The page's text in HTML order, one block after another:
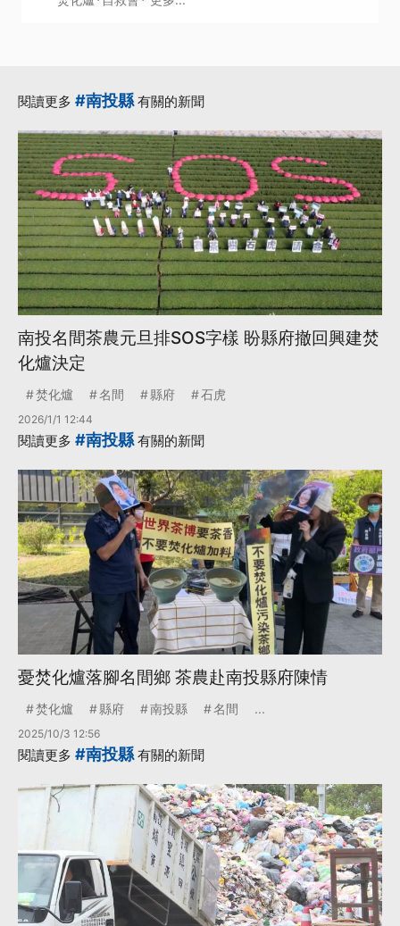
閱讀更多 #南投縣有關的新聞
南投名間茶農元旦排SOS字樣 盼縣府撤回興建焚
化爐決定
焚化爐 名間 縣府 石虎
2026/1/1 12:44
閱讀更多 #南投縣有關的新聞
憂焚化爐落腳名間鄉 茶農赴南投縣府陳情
焚化爐 縣府 南投縣 名間 ...
2025/10/3 12:56
閱讀更多 #南投縣有關的新聞